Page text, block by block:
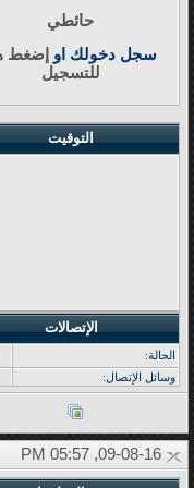
حائطي
سجل دخولك او إضغط
للتسجيل
التوقيت
الإتصالات
الحالة:
وسائل الإتصال: